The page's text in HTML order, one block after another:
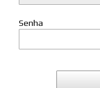
Senha